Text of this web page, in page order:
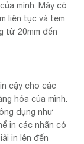
mình. Máy có
liên tục và tem
từ 20mm đến
cậy cho các
hóa của mình.
dụng như
in các nhãn có
in lên đến